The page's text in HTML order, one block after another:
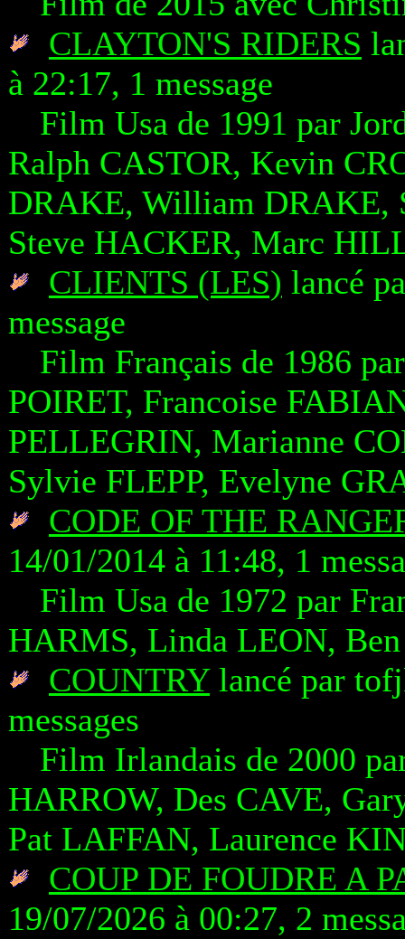
CLAYTON'S RIDERS
à 22:17, 1 message
Film Usa de 1991 par
Ralph CASTOR, Kevin
DRAKE, William DRAKE,
Steve HACKER, Marc
CLIENTS (LES) lancé
message
Film Français de 1986
POIRET, Francoise
PELLEGRIN, Marianne
Sylvie FLEPP, Evelyne
CODE OF THE
14/01/2014 à 11:48, 1
Film Usa de 1972 par
HARMS, Linda LEON,
COUNTRYlancé par
messages
Film Irlandais de 2000
HARROW, Des CAVE,
Pat LAFFAN, Laurence
COUP DE FOUDRE A
19/07/2026 à 00:27, 2